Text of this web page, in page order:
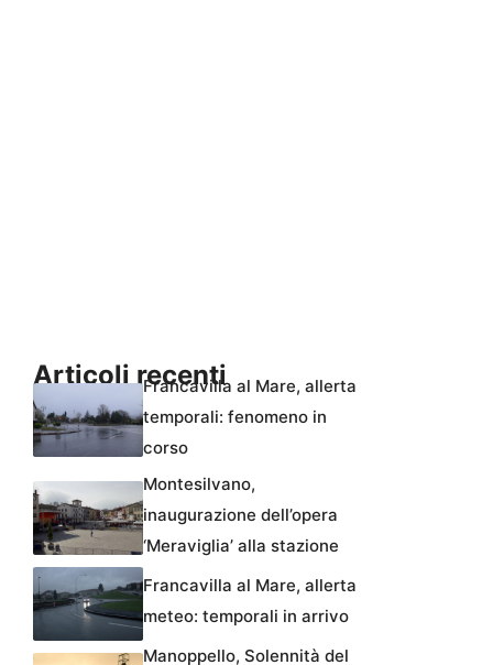
Articoli recentiFrancavilla al Mare, allerta
temporali: fenomeno in
corso
Montesilvano,
inaugurazione dell’opera
‘Meraviglia’ alla stazione
Francavilla al Mare, allerta
meteo: temporali in arrivo
Manoppello, Solennità del